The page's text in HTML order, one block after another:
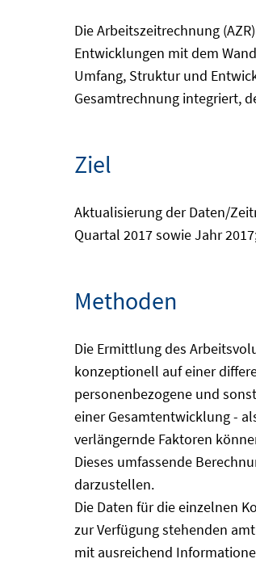
Die Arbeitszeitrechnung
Entwicklungen mit dem
Umfang, Struktur und
Gesamtrechnung integriert,
Ziel
Aktualisierung der Daten/
Quartal 2017 sowie Jahr
Methoden
Die Ermittlung des
konzeptionell auf einer
personenbezogene und
einer Gesamtentwicklung -
verlängernde Faktoren
Dieses umfassende
darzustellen.
Die Daten für die einzelnen
zur Verfügung stehenden
mit ausreichend